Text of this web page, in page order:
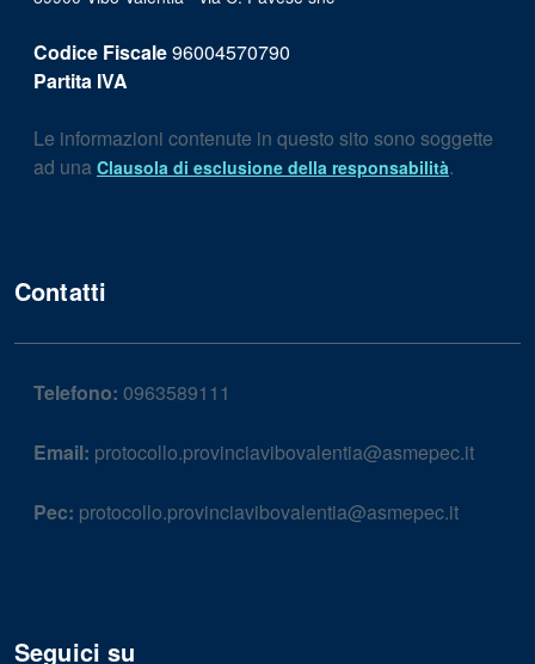
Codice Fiscale96004570790
Partita IVA
Le informazioni contenute in questo sito sono soggette
ad una Clausola di esclusione della responsabilità.
Contatti
Telefono: 0963589111
Email: protocollo.provinciavibovalentia@asmepec.it
Pec: protocollo.provinciavibovalentia@asmepec.it
Seguici su